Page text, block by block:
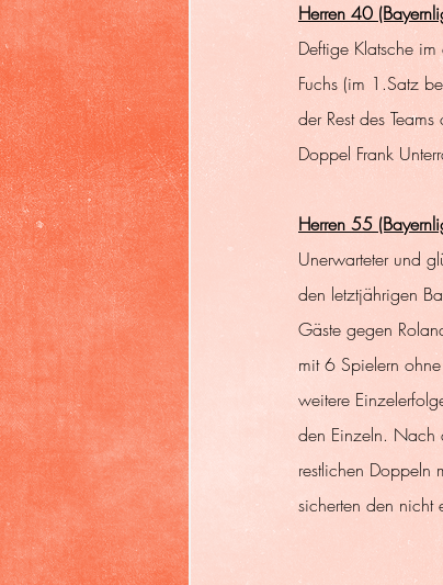
Herren 40
Deftige Klatsche
Fuchs (im 1.Satz
der Rest des
Doppel Frank
Herren 55
Unerwarteter und
den letztjährigen
Gäste gegen
mit 6 Spielern
weitere
den Einzeln. Nach
restlichen Doppeln
sicherten den nicht